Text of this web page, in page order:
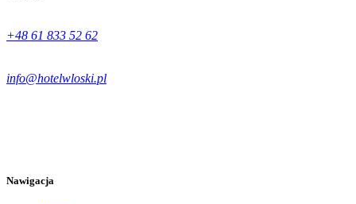
+48 61 833 52 62
info@hotelwloski.pl
Nawigacja